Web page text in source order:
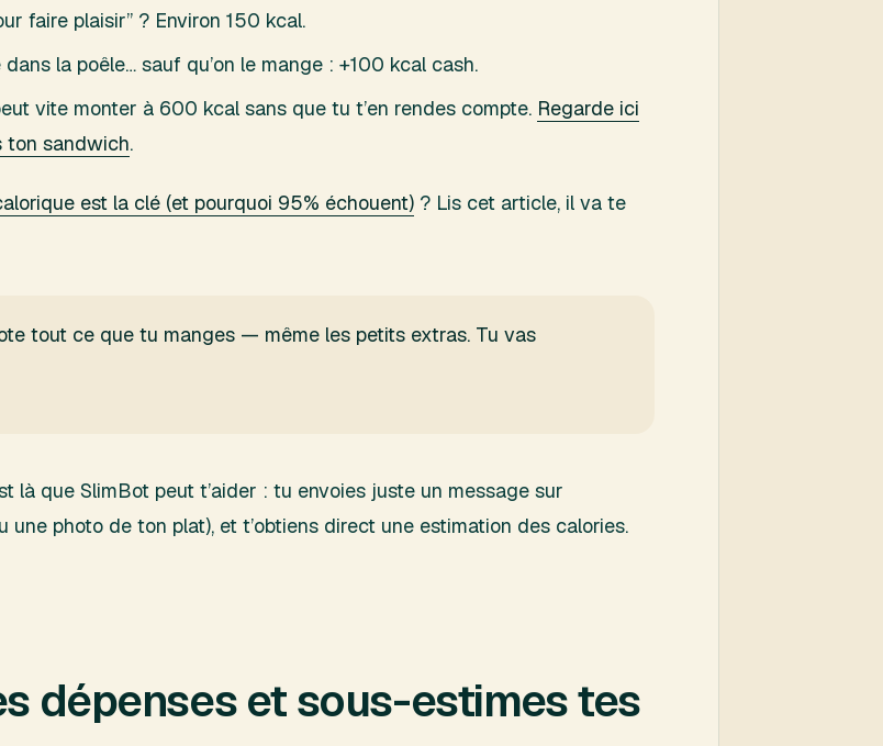
faire plaisir” ? Environ 150 kcal.
la poêle… sauf qu’on le mange : +100 kcal cash.
vite monter à 600 kcal sans que tu t’en rendes compte. Regarde ici
ton sandwich.
est la clé (et pourquoi 95% échouent) ? Lis cet article, il va te
tout ce que tu manges — même les petits extras. Tu vas
là que SlimBot peut t’aider : tu envoies juste un message sur
une photo de ton plat), et t’obtiens direct une estimation des calories.
dépenses et sous-estimes tes